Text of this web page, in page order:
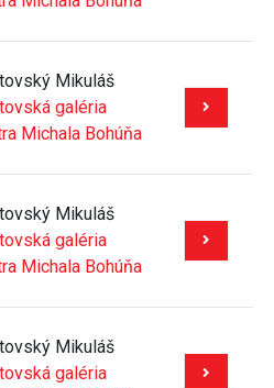
Mikuláš
galéria
Michala Bohúňa
Mikuláš
galéria
Michala Bohúňa
Mikuláš
galéria